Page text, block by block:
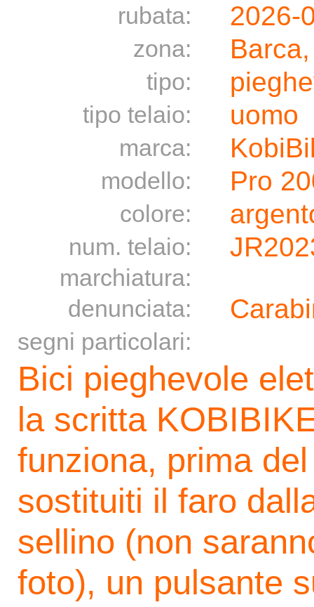
rubata: 2026-
zona:
tipo:
tipo telaio: uomo
marca:
modello: Pro
colore:
num. telaio:
marchiatura:
denunciata:
segni particolari:
Bici pieghevole
la scritta
funziona, prima
sostituiti il faro
sellino (non
foto), un pulsante